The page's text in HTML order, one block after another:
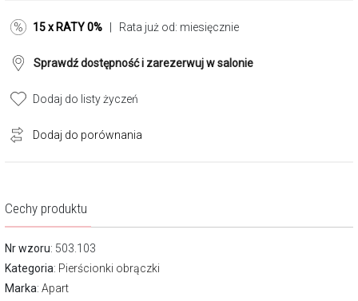
15 x RATY 0% | Rata już od: miesięcznie
Sprawdź dostępność i zarezerwuj w salonie
Dodaj do listy życzeń
Dodaj do porównania
Cechy produktu
Nr wzoru: 503.103
Kategoria: Pierścionki obrączki
Marka: Apart